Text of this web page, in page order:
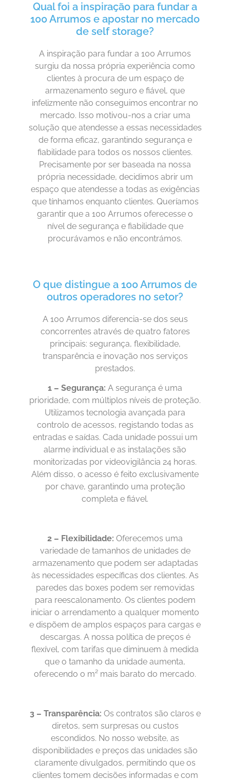
Qual foi a inspiração para fundar a
100 Arrumos e apostar no mercado
de self storage?
A inspiração para fundar a 100 Arrumos
surgiu da nossa própria experiência como
clientes à procura de um espaço de
armazenamento seguro e fiável, que
infelizmente não conseguimos encontrar no
mercado. Isso motivou-nos a criar uma
solução que atendesse a essas necessidades
de forma eficaz, garantindo segurança e
fiabilidade para todos os nossos clientes.
Precisamente por ser baseada na nossa
própria necessidade, decidimos abrir um
espaço que atendesse a todas as exigências
que tínhamos enquanto clientes. Queríamos
garantir que a 100 Arrumos oferecesse o
nível de segurança e fiabilidade que
procurávamos e não encontrámos.
O que distingue a 100 Arrumos de
outros operadores no setor?
A 100 Arrumos diferencia-se dos seus
concorrentes através de quatro fatores
principais: segurança, flexibilidade,
transparência e inovação nos serviços
prestados.
1 – Segurança: A segurança é uma
prioridade, com múltiplos níveis de proteção.
Utilizamos tecnologia avançada para
controlo de acessos, registando todas as
entradas e saídas. Cada unidade possui um
alarme individual e as instalações são
monitorizadas por videovigilância 24 horas.
Além disso, o acesso é feito exclusivamente
por chave, garantindo uma proteção
completa e fiável.
2 – Flexibilidade: Oferecemos uma
variedade de tamanhos de unidades de
armazenamento que podem ser adaptadas
às necessidades específicas dos clientes. As
paredes das boxes podem ser removidas
para reescalonamento. Os clientes podem
iniciar o arrendamento a qualquer momento
e dispõem de amplos espaços para cargas e
descargas. A nossa política de preços é
flexível, com tarifas que diminuem à medida
que o tamanho da unidade aumenta,
oferecendo o m² mais barato do mercado.
3 – Transparência: Os contratos são claros e
diretos, sem surpresas ou custos
escondidos. No nosso website, as
disponibilidades e preços das unidades são
claramente divulgados, permitindo que os
clientes tomem decisões informadas e com